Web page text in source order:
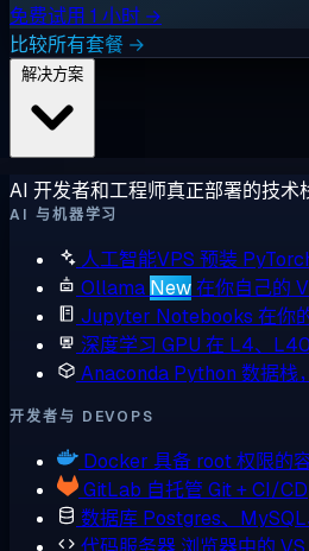
免费试用 1 小时 →
比较所有套餐 →
AI 开发者和工程师真正部署的技术
AI 与机器学习
人工智能VPS 预装
Ollama New在你自己的
Jupyter Notebooks 在你
深度学习 GPU 在 L4、
Anaconda Python 数据栈
开发者与 DEVOPS
Docker 具备 root 权限的
GitLab 自托管 Git + CI/CD
数据库 Postgres、